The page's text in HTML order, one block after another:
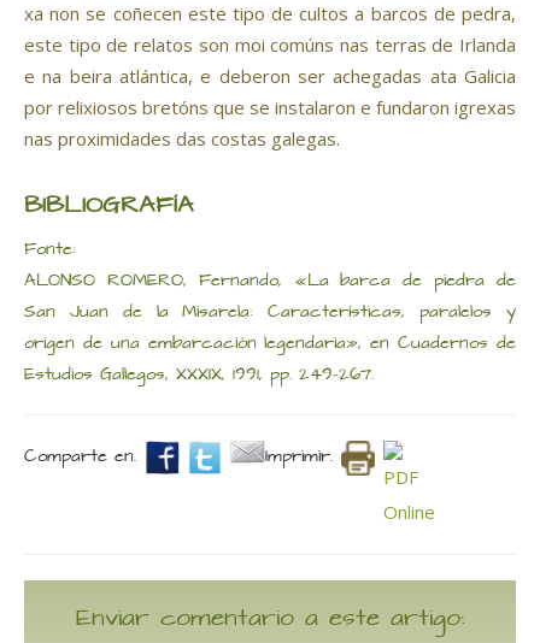
xa non se coñecen este tipo de cultos a barcos de pedra,
este tipo de relatos son moi comúns nas terras de Irlanda
e na beira atlántica, e deberon ser achegadas ata Galicia
por relixiosos bretóns que se instalaron e fundaron igrexas
nas proximidades das costas galegas.
BIBLIOGRAFÍA
Fonte:
ALONSO ROMERO, Fernando, «La barca de piedra de
San Juan de la Misarela: Características, paralelos y
origen de una embarcación legendaria», en Cuadernos de
Estudios Gallegos, XXXIX, 1991, pp. 249-267.
Comparte en. Imprimir.
Enviar comentario a este artigo: